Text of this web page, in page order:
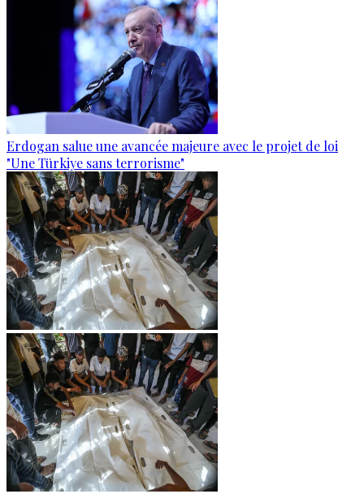
Erdogan salue une avancée majeure avec le projet de loi
"Une Türkiye sans terrorisme"